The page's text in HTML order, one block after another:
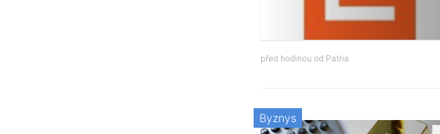
před hodinou od Patria
Byznys